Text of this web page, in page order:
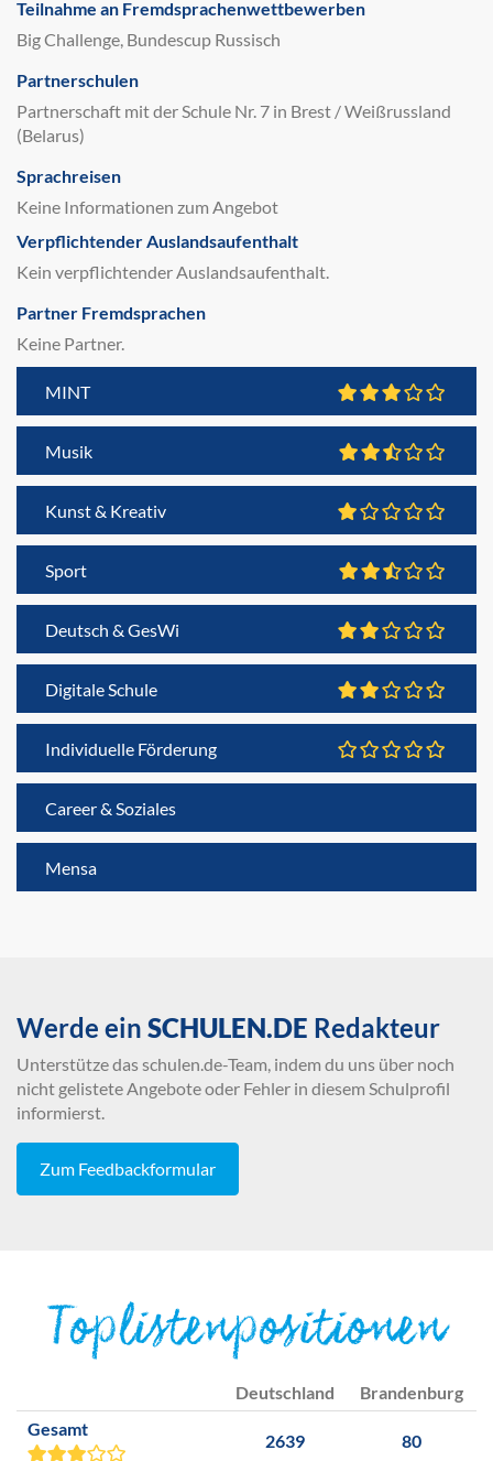
Teilnahme an Fremdsprachenwettbewerben
Big Challenge, Bundescup Russisch
Partnerschulen
Partnerschaft mit der Schule Nr. 7 in Brest / Weißrussland
(Belarus)
Sprachreisen
Keine Informationen zum Angebot
Verpflichtender Auslandsaufenthalt
Kein verpflichtender Auslandsaufenthalt.
Partner Fremdsprachen
Keine Partner.
MINT
Musik
Kunst & Kreativ
Sport
Deutsch & GesWi
Digitale Schule
Individuelle Förderung
Career & Soziales
Mensa
Werde ein SCHULEN.DE Redakteur
Unterstütze das schulen.de-Team, indem du uns über noch
nicht gelistete Angebote oder Fehler in diesem Schulprofil
informierst.
Zum Feedbackformular
Toplistenpositionen
Deutschland
Brandenburg
Gesamt
2639 80